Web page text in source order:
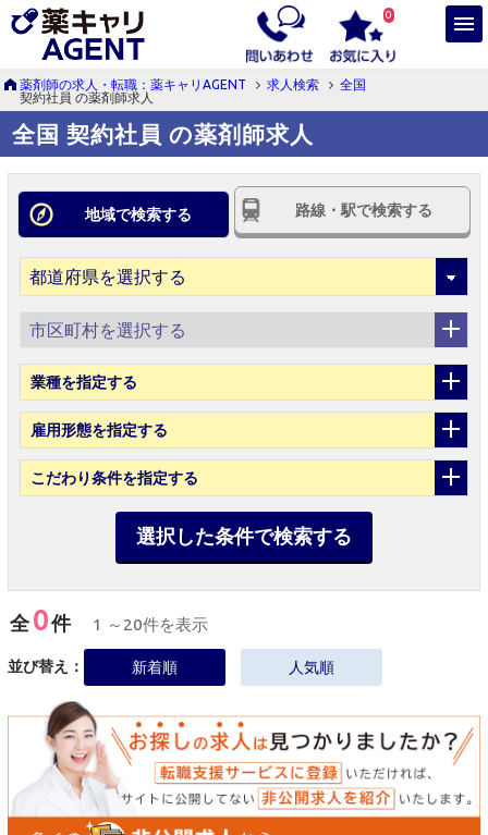
0
薬剤師の求人・転職：薬キャリAGENT 求人検索
全国
契約社員 の薬剤師求人
全国 契約社員 の薬剤師求人
地域で検索する 路線・駅で検索する
市区町村を選択する
業種を指定する
雇用形態を指定する
こだわり条件を指定する
選択した条件で検索する
全0件 1 ～20件を表示
並び替え： 新着順 人気順